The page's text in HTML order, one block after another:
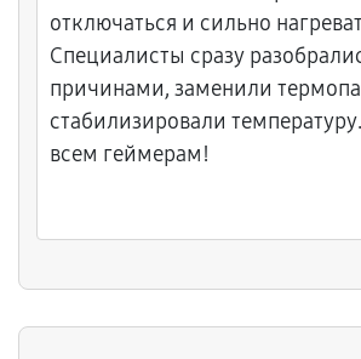
отключаться и сильно
Специалисты сразу
причинами, заменили
стабилизировали
всем геймерам!